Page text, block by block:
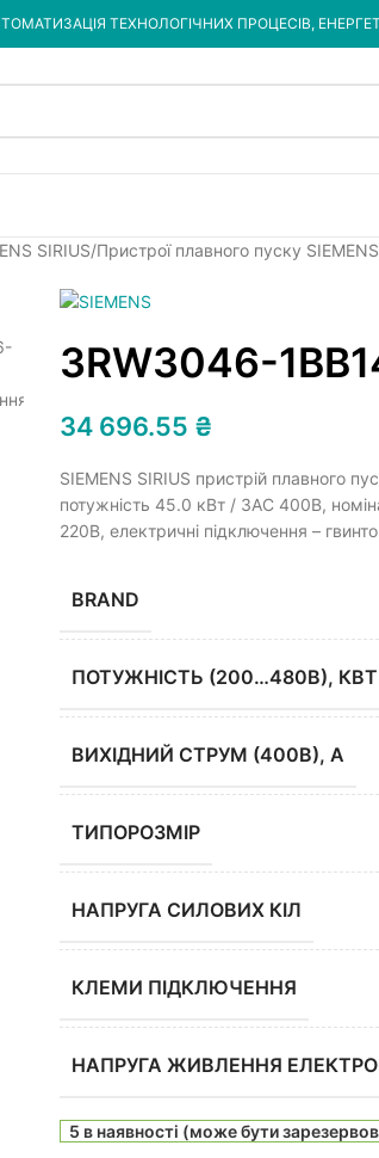
ТЕХНОЛОГІЧНИХ ПРОЦЕСІВ,
SIRIUS Пристрої плавного пуску
3RW3046-
34 696.55 ₴
SIEMENS SIRIUS пристрій плавного
потужність 45.0 кВт / 3АС 400B,
220В, електричні підключення –
BRAND
ПОТУЖНІСТЬ (200…480В), КВТ
ВИХІДНИЙ CТРУМ (400В), А
ТИПОРОЗМІР
НАПРУГА СИЛОВИХ КІЛ
КЛЕМИ ПІДКЛЮЧЕННЯ
НАПРУГА ЖИВЛЕННЯ
5 в наявності (може бути